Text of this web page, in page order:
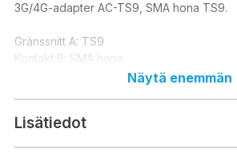
3G/4G-adapter AC-TS9, SMA hona TS9.
Gränssnitt A: TS9
Kontakt B: SMA hona
Näytä enemmän
Lisätiedot